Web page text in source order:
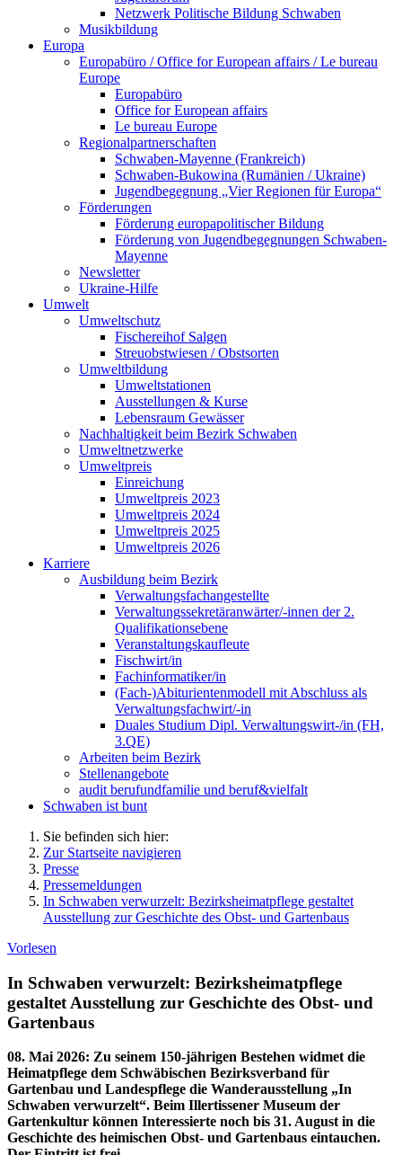
Netzwerk Politische Bildung Schwaben
Musikbildung
Europa
Europabüro / Office for European affairs / Le bureau
Europe
Europabüro
Office for European affairs
Le bureau Europe
Regionalpartnerschaften
Schwaben-Mayenne (Frankreich)
Schwaben-Bukowina (Rumänien / Ukraine)
Jugendbegegnung „Vier Regionen für Europa“
Förderungen
Förderung europapolitischer Bildung
Förderung von Jugendbegegnungen Schwaben-
Mayenne
Newsletter
Ukraine-Hilfe
Umwelt
Umweltschutz
Fischereihof Salgen
Streuobstwiesen / Obstsorten
Umweltbildung
Umweltstationen
Ausstellungen & Kurse
Lebensraum Gewässer
Nachhaltigkeit beim Bezirk Schwaben
Umweltnetzwerke
Umweltpreis
Einreichung
Umweltpreis 2023
Umweltpreis 2024
Umweltpreis 2025
Umweltpreis 2026
Karriere
Ausbildung beim Bezirk
Verwaltungsfachangestellte
Verwaltungssekretäranwärter/-innen der 2.
Qualifikationsebene
Veranstaltungskaufleute
Fischwirt/in
Fachinformatiker/in
(Fach-)Abiturientenmodell mit Abschluss als
Verwaltungsfachwirt/-in
Duales Studium Dipl. Verwaltungswirt-/in (FH,
3.QE)
Arbeiten beim Bezirk
Stellenangebote
audit berufundfamilie und beruf&vielfalt
Schwaben ist bunt
Sie befinden sich hier:
Zur Startseite navigieren
Presse
Pressemeldungen
In Schwaben verwurzelt: Bezirksheimatpflege gestaltet
Ausstellung zur Geschichte des Obst- und Gartenbaus
Vorlesen
In Schwaben verwurzelt: Bezirksheimatpflege
gestaltet Ausstellung zur Geschichte des Obst- und
Gartenbaus
08. Mai 2026: Zu seinem 150-jährigen Bestehen widmet die
Heimatpflege dem Schwäbischen Bezirksverband für
Gartenbau und Landespflege die Wanderausstellung „In
Schwaben verwurzelt“. Beim Illertissener Museum der
Gartenkultur können Interessierte noch bis 31. August in die
Geschichte des heimischen Obst- und Gartenbaus eintauchen.